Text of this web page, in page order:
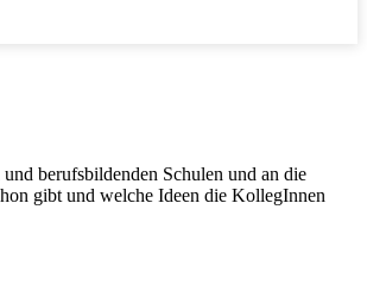
berufsbildenden Schulen und an die
gibt und welche Ideen die KollegInnen